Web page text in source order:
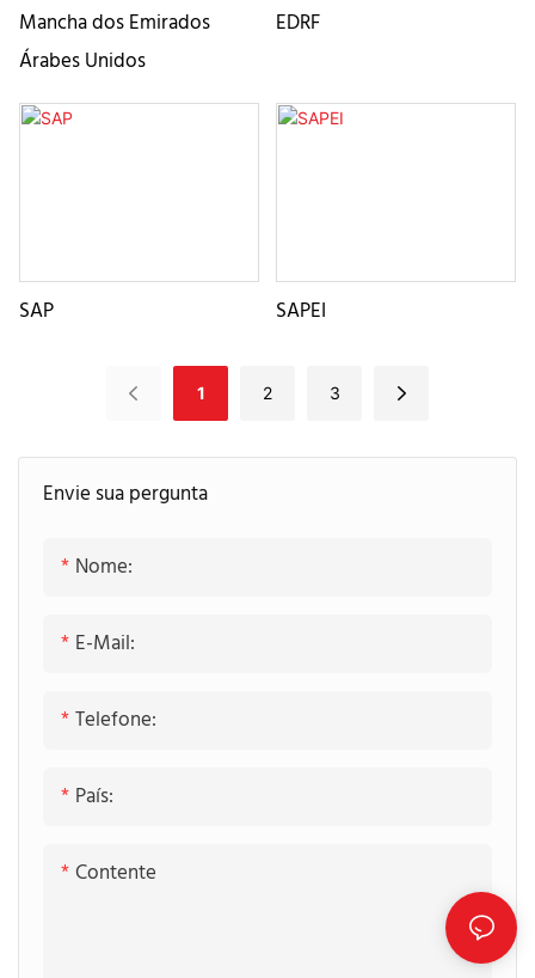
Envie sua pergunta
Nome:
E-Mail:
Telefone:
País:
Contente
Mancha dos Emirados
Árabes Unidos
EDRF
SAP SAPEI
1 2 3